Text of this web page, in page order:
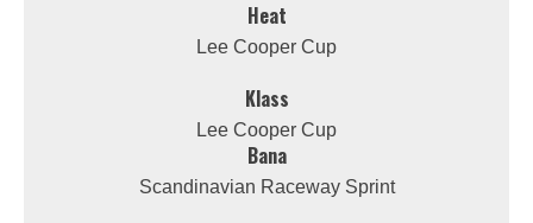
Heat
Lee Cooper Cup
Klass
Lee Cooper Cup
Bana
Scandinavian Raceway Sprint